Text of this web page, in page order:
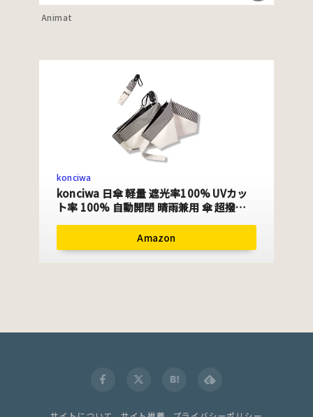
Animat
konciwa
konciwa 日傘 軽量 遮光率100% UVカッ
ト率 100% 自動開閉 晴雨兼用 傘 超撥水
ト 折り畳み傘 かわいい 可愛い おしゃれ
コンパクト 旅行 ブランド 誕生日プレゼン
Amazon